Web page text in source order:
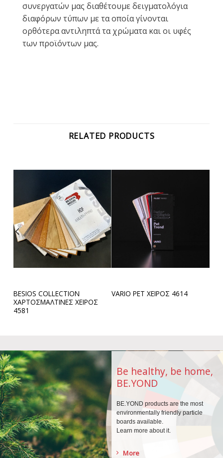
συνεργατών μας διαθέτουμε δειγματολόγια
διαφόρων τύπων με τα οποία γίνονται
ορθότερα αντιληπτά τα χρώματα και οι υφές
των προϊόντων μας.
RELATED PRODUCTS
BESIOS COLLECTION
ΧΑΡΤΟΣΜΑΛΤΙΝΕΣ ΧΕΙΡΟΣ
4581
VARIO PET ΧΕΙΡΟΣ 4614
Be healthy, be home,
BE.YOND
BE.YOND products are the most
environmentally friendly particle
boards available.
Learn more about it.
More